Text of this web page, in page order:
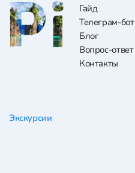
Гайд
Телеграм-бот
Блог
Вопрос-ответ
Контакты
Экскурсии